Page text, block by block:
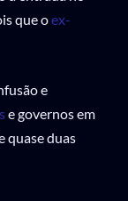
que oex-
e
e governos em
quase duas